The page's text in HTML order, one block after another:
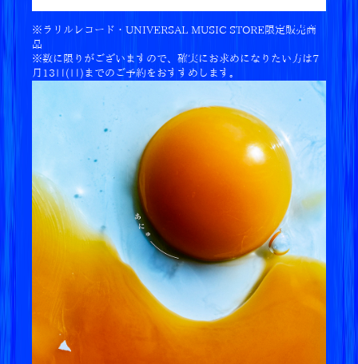
新曲「命題」、主要音楽配信サイト・各種サブス
クリプションサービスにて配信スタート！
2025.07.22
7/23放送の日本テレビ「news zero」でRADWIM
2025.07.10
10/8(水)発売、ニューアルバムの20th Anniversa
ry Special Box収録映像の詳細発表！
2025.07.09
7/23(水)配信、新曲「命題」のジャケットビジュ
アル公開！Pre-order/Pre-save/Pre-add実施中！
10/8(水)発売、ニューアルバムの20th Anniversa
ry Special Box付属グッズの詳細発表！
2025.06.30
10/8(水)発売、ニューアルバム詳細発表＆予約受
※ラリルレコード・UNIVERSAL MUSIC STORE限定販売商
品
※数に限りがございますので、確実にお求めになりたい方は7
月13日(日)までのご予約をおすすめします。